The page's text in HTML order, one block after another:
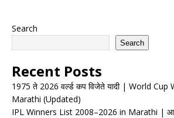
Search
Search
Recent Posts
1975 ते 2026 वर्ल्ड कप विजेते यादी | World Cup
Marathi (Updated)
IPL Winners List 2008–2026 in Marathi |